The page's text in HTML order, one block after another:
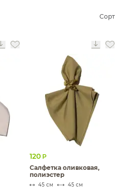
120 Р
Салфетка оливковая,
полиэстер
45 см 45 см